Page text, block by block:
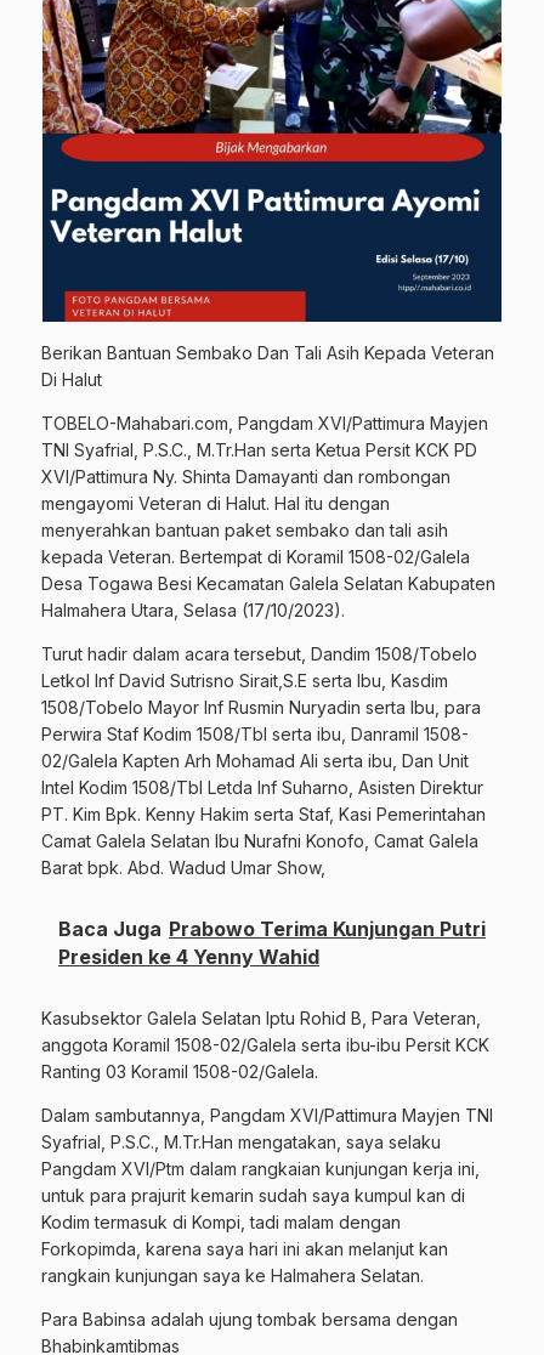
Berikan Bantuan Sembako Dan Tali Asih Kepada Veteran
Di Halut
TOBELO-Mahabari.com, Pangdam XVI/Pattimura Mayjen
TNI Syafrial, P.S.C., M.Tr.Han serta Ketua Persit KCK PD
XVI/Pattimura Ny. Shinta Damayanti dan rombongan
mengayomi Veteran di Halut. Hal itu dengan
menyerahkan bantuan paket sembako dan tali asih
kepada Veteran. Bertempat di Koramil 1508-02/Galela
Desa Togawa Besi Kecamatan Galela Selatan Kabupaten
Halmahera Utara, Selasa (17/10/2023).
Turut hadir dalam acara tersebut, Dandim 1508/Tobelo
Letkol Inf David Sutrisno Sirait,S.E serta Ibu, Kasdim
1508/Tobelo Mayor Inf Rusmin Nuryadin serta Ibu, para
Perwira Staf Kodim 1508/Tbl serta ibu, Danramil 1508-
02/Galela Kapten Arh Mohamad Ali serta ibu, Dan Unit
Intel Kodim 1508/Tbl Letda Inf Suharno, Asisten Direktur
PT. Kim Bpk. Kenny Hakim serta Staf, Kasi Pemerintahan
Camat Galela Selatan Ibu Nurafni Konofo, Camat Galela
Barat bpk. Abd. Wadud Umar Show,
Baca Juga Prabowo Terima Kunjungan Putri
Presiden ke 4 Yenny Wahid
Kasubsektor Galela Selatan Iptu Rohid B, Para Veteran,
anggota Koramil 1508-02/Galela serta ibu-ibu Persit KCK
Ranting 03 Koramil 1508-02/Galela.
Dalam sambutannya, Pangdam XVI/Pattimura Mayjen TNI
Syafrial, P.S.C., M.Tr.Han mengatakan, saya selaku
Pangdam XVI/Ptm dalam rangkaian kunjungan kerja ini,
untuk para prajurit kemarin sudah saya kumpul kan di
Kodim termasuk di Kompi, tadi malam dengan
Forkopimda, karena saya hari ini akan melanjut kan
rangkain kunjungan saya ke Halmahera Selatan.
Para Babinsa adalah ujung tombak bersama dengan
Bhabinkamtibmas